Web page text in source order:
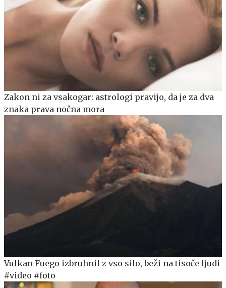
Zakon ni za vsakogar: astrologi pravijo, da je za dva
znaka prava nočna mora
Vulkan Fuego izbruhnil z vso silo, beži na tisoče ljudi
#video #foto